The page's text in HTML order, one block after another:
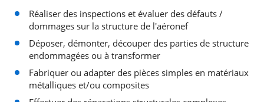
Réaliser des inspections et évaluer des défauts /
dommages sur la structure de l'aéronef
Déposer, démonter, découper des parties de structure
endommagées ou à transformer
Fabriquer ou adapter des pièces simples en matériaux
métalliques et/ou composites